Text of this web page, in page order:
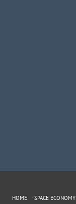
HOME SPACE ECONOMY